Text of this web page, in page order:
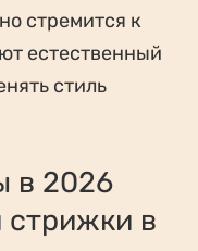
стремится к
естественный
стиль
в 2026
стрижки в